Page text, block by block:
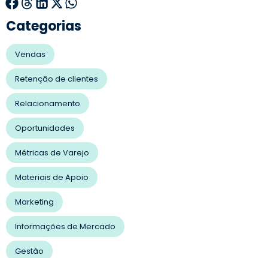
Categorias
Vendas
Retenção de clientes
Relacionamento
Oportunidades
Métricas de Varejo
Materiais de Apoio
Marketing
Informações de Mercado
Gestão